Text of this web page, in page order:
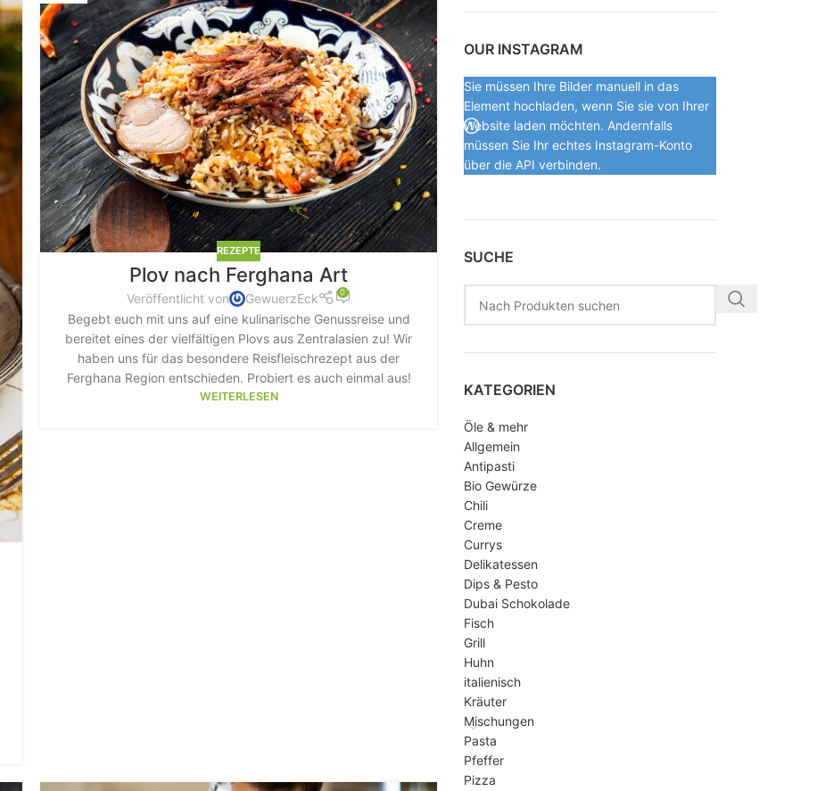
REZEPTE
Plov nach Ferghana Art
Veröffentlicht von GewuerzEck 0
Begebt euch mit uns auf eine kulinarische Genussreise und
bereitet eines der vielfältigen Plovs aus Zentralasien zu! Wir
haben uns für das besondere Reisfleischrezept aus der
Ferghana Region entschieden. Probiert es auch einmal aus!
WEITERLESEN
OUR INSTAGRAM
Sie müssen Ihre Bilder manuell in das
Element hochladen, wenn Sie sie von Ihrer
Website laden möchten. Andernfalls
müssen Sie Ihr echtes Instagram-Konto
über die API verbinden.
SUCHE
KATEGORIEN
Öle & mehr
Allgemein
Antipasti
Bio Gewürze
Chili
Creme
Currys
Delikatessen
Dips & Pesto
Dubai Schokolade
Fisch
Grill
Huhn
italienisch
Kräuter
Mischungen
Pasta
Pfeffer
Pizza